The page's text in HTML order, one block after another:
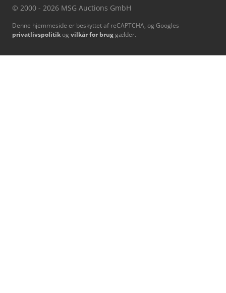
© 2000 - 2026 MSG Auctions GmbH
Denne hjemmeside er beskyttet af reCAPTCHA, og Googles
privatlivspolitikog vilkår for brug gælder.